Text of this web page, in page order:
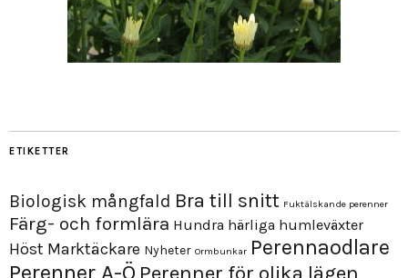
ETIKETTER
Biologisk mångfald Bra till snitt Fuktälskande perenner
Färg- och formlära Hundra härliga humleväxter
Höst Marktäckare Nyheter Ormbunkar Perennaodlare
Perenner A-Ö Perenner för olika lägen